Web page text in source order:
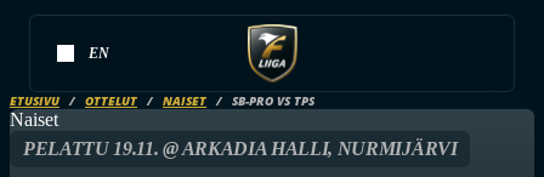
EN
ETUSIVU OTTELUT NAISET SB-PRO VS TPS
Naiset
PELATTU 19.11. @ ARKADIA HALLI, NURMIJÄRVI